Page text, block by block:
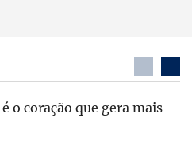
o coração que gera mais